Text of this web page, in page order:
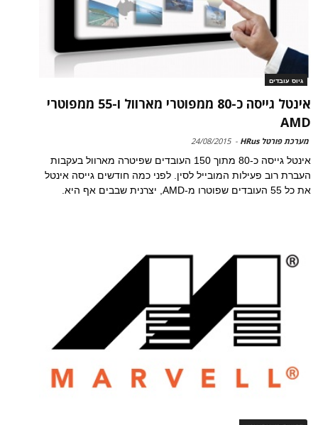
גיוס עובדים
אינטל גייסה כ-80 ממפוטרי מארוול ו-55 ממפוטרי
AMD
מערכת פורטל HRus -
24/08/2015
אינטל גייסה כ-80 מתוך 150 העובדים שפיטרה מארוול בעקבות
העברת רוב פעילות המובייל לסין. לפני כמה חודשים גייסה אינטל
את כל 55 העובדים שפוטרו מ-AMD, יצרנית שבבים אף היא.